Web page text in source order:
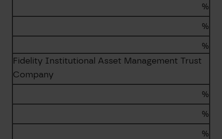
%
%
%
Fidelity Institutional Asset Management Trust
Company
%
%
%